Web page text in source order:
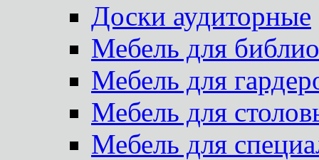
Доски аудиторные
Мебель для
Мебель для
Мебель для
Мебель для